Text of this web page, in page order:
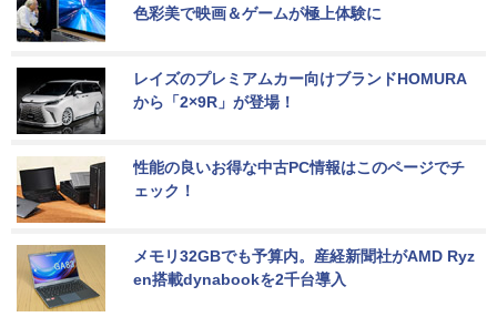
色彩美で映画＆ゲームが極上体験に
レイズのプレミアムカー向けブランドHOMURA
から「2×9R」が登場！
性能の良いお得な中古PC情報はこのページでチ
ェック！
メモリ32GBでも予算内。産経新聞社がAMD Ryz
en搭載dynabookを2千台導入